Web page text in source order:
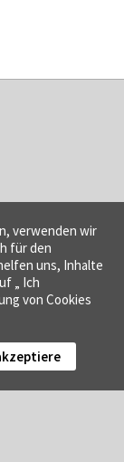
verwenden wir
für den
uns, Inhalte
„ Ich
von Cookies